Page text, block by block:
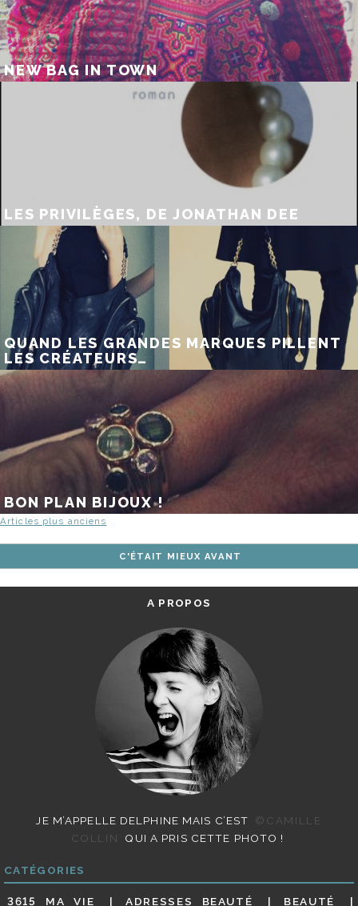
NEW BAG IN TOWN
LES PRIVILÈGES, DE JONATHAN DEE
QUAND LES GRANDES MARQUES PILLENT
LES CRÉATEURS…
BON PLAN BIJOUX !
NAVIGATION
DES
ARTICLES
Articles plus anciens
C'ÉTAIT MIEUX AVANT
A PROPOS
JE M’APPELLE DELPHINE MAIS C’EST
©CAMILLE
COLLIN
QUI A PRIS CETTE PHOTO !
CATÉGORIES
3615 MA VIE ADRESSES BEAUTÉ BEAUTÉ